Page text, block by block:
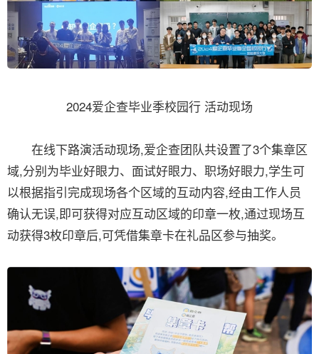
2024爱企查毕业季校园行 活动现场
在线下路演活动现场,爱企查团队共设置了3个集章区
域,分别为毕业好眼力、面试好眼力、职场好眼力,学生可
以根据指引完成现场各个区域的互动内容,经由工作人员
确认无误,即可获得对应互动区域的印章一枚,通过现场互
动获得3枚印章后,可凭借集章卡在礼品区参与抽奖。